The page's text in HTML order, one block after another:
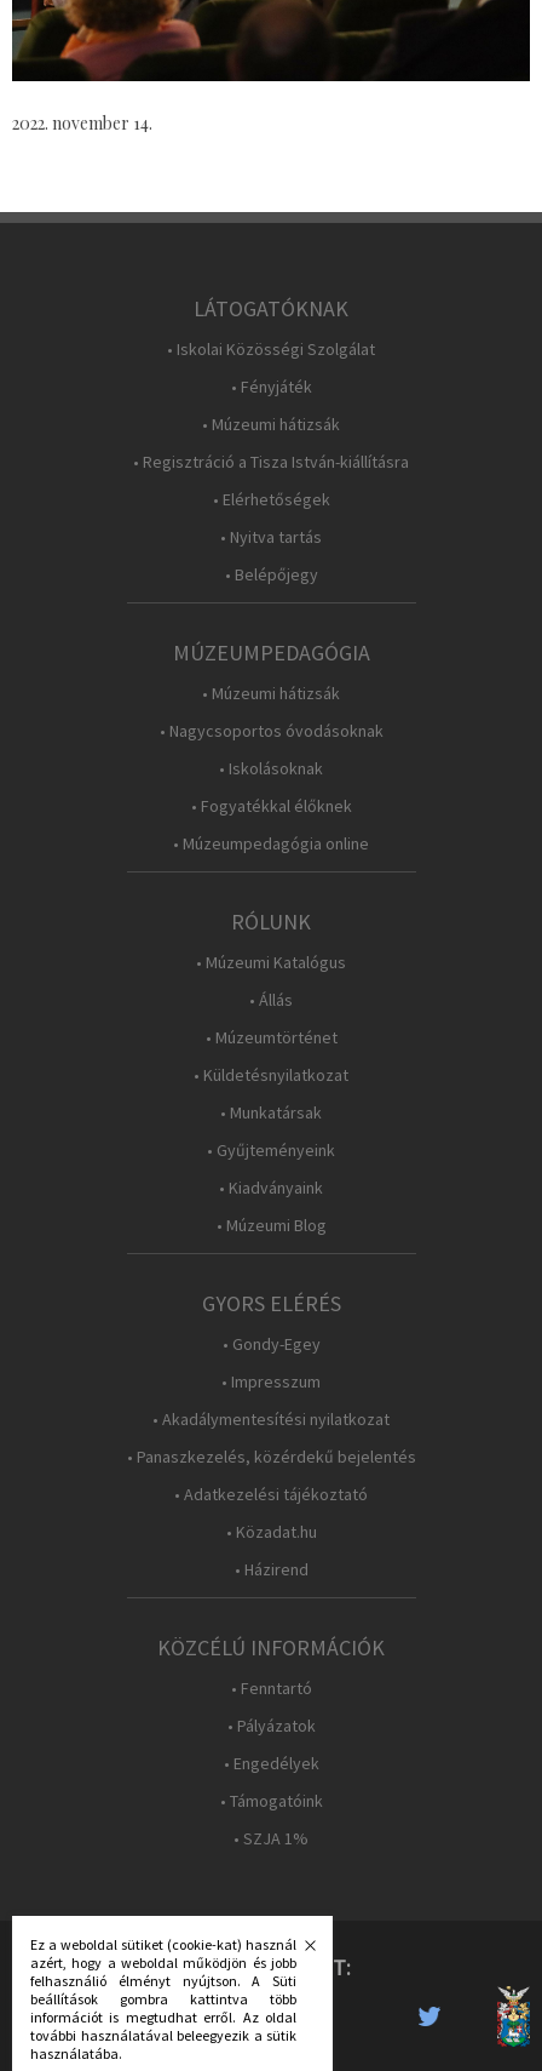
2022. november 14.
LÁTOGATÓKNAK
• Iskolai Közösségi Szolgálat
• Fényjáték
• Múzeumi hátizsák
• Regisztráció a Tisza István-kiállításra
• Elérhetőségek
• Nyitva tartás
• Belépőjegy
MÚZEUMPEDAGÓGIA
• Múzeumi hátizsák
• Nagycsoportos óvodásoknak
• Iskolásoknak
• Fogyatékkal élőknek
• Múzeumpedagógia online
RÓLUNK
• Múzeumi Katalógus
• Állás
• Múzeumtörténet
• Küldetésnyilatkozat
• Munkatársak
• Gyűjteményeink
• Kiadványaink
• Múzeumi Blog
GYORS ELÉRÉS
• Gondy-Egey
• Impresszum
• Akadálymentesítési nyilatkozat
• Panaszkezelés, közérdekű bejelentés
• Adatkezelési tájékoztató
• Közadat.hu
• Házirend
KÖZCÉLÚ INFORMÁCIÓK
• Fenntartó
• Pályázatok
• Engedélyek
• Támogatóink
• SZJA 1%
KÖVESS MINKET:
Ez a weboldal sütiket (cookie-kat) használ
azért, hogy a weboldal működjön és jobb
felhasználió élményt nyújtson. A Süti
beállítások gombra kattintva több
információt is megtudhat erről. Az oldal
további használatával beleegyezik a sütik
használatába.